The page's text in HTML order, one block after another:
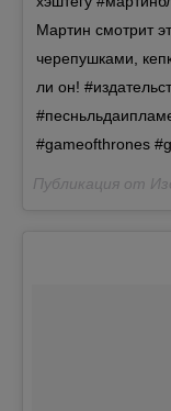
Мартин смотрит
черепушками,
ли он!
#gameofthrones
Публикация от